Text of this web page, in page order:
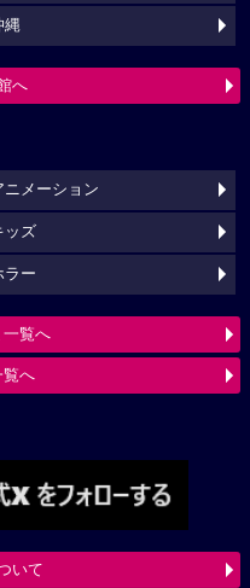
縄
へ
ニメーション
ッズ
ラー
一覧へ
覧へ
いて